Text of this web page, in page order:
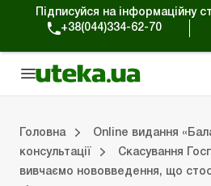
Підписуйся на інформаційну
+38(044)334-62-70
Головна Online видання
консультації
Скасування
вивчаємо нововведення, що